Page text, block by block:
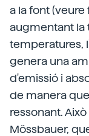
a la font
augmentant la
temperatures,
genera una
d'emissió i
de manera
ressonant.
Mössbauer,